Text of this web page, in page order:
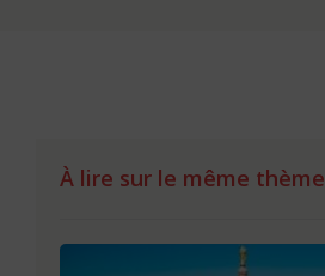
À lire sur le même thème